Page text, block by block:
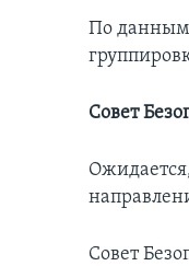
По данным
Совет
Совет